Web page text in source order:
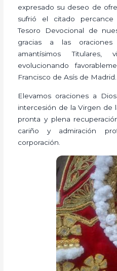
expresado su deseo de
sufrió el citado
Tesoro Devocional de
gracias a las
amantísimos Titulares,
evolucionando
Francisco de Asís de Madrid.
Elevamos oraciones a
intercesión de la Virgen de
pronta y plena
cariño y admiración
corporación.